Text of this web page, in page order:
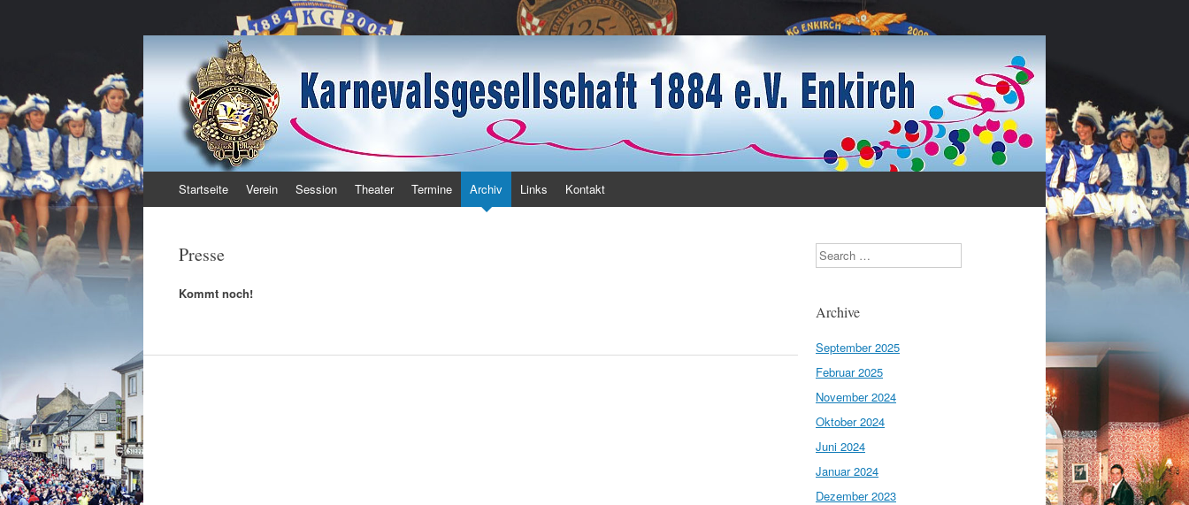
Karnevalsgesellschaft 1884 e.V.
Enkirch / Mosel
Zum Inhalt springen
Startseite Verein Session Theater Termine Archiv Links Kontakt
Presse
Kommt noch!
Search
Archive
September 2025
Februar 2025
November 2024
Oktober 2024
Juni 2024
Januar 2024
Dezember 2023